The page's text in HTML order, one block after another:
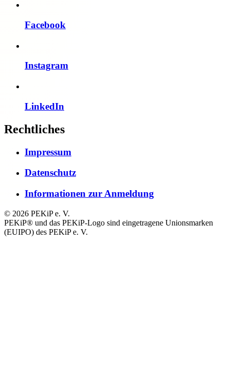
Facebook
Instagram
LinkedIn
Rechtliches
Impressum
Datenschutz
Informationen zur Anmeldung
© 2026 PEKiP e. V.
PEKiP® und das PEKiP-Logo sind eingetragene Unionsmarken
(EUIPO) des PEKiP e. V.